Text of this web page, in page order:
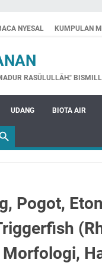
NYESAL KUMPULAN
RASŪLULLĀH."
UDANG BIOTA AIR
Pogot,